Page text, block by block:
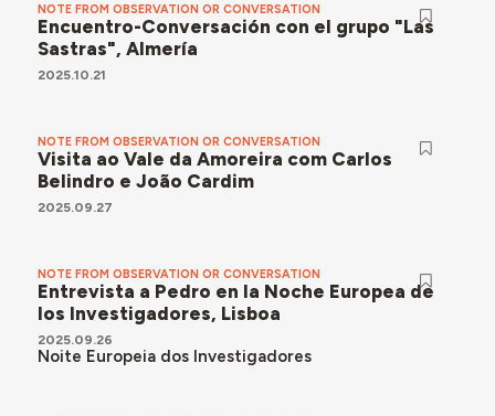
NOTE FROM OBSERVATION OR CONVERSATION
Encuentro-Conversación con el grupo "Las
Sastras", Almería
2025.10.21
NOTE FROM OBSERVATION OR CONVERSATION
Visita ao Vale da Amoreira com Carlos
Belindro e João Cardim
2025.09.27
NOTE FROM OBSERVATION OR CONVERSATION
Entrevista a Pedro en la Noche Europea de
los Investigadores, Lisboa
2025.09.26
Noite Europeia dos Investigadores